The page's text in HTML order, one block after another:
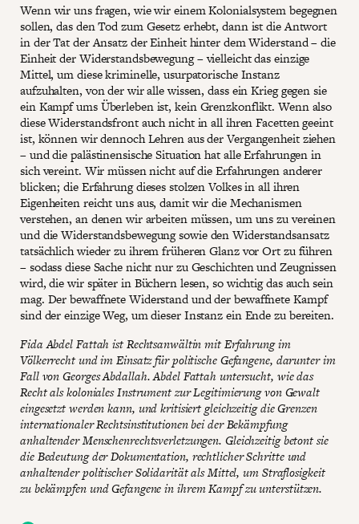
Wenn wir uns fragen, wie wir einem Kolonialsystem begegnen
sollen, das den Tod zum Gesetz erhebt, dann ist die Antwort
in der Tat der Ansatz der Einheit hinter dem Widerstand – die
Einheit der Widerstandsbewegung – vielleicht das einzige
Mittel, um diese kriminelle, usurpatorische Instanz
aufzuhalten, von der wir alle wissen, dass ein Krieg gegen sie
ein Kampf ums Überleben ist, kein Grenzkonflikt. Wenn also
diese Widerstandsfront auch nicht in all ihren Facetten geeint
ist, können wir dennoch Lehren aus der Vergangenheit ziehen
– und die palästinensische Situation hat alle Erfahrungen in
sich vereint. Wir müssen nicht auf die Erfahrungen anderer
blicken; die Erfahrung dieses stolzen Volkes in all ihren
Eigenheiten reicht uns aus, damit wir die Mechanismen
verstehen, an denen wir arbeiten müssen, um uns zu vereinen
und die Widerstandsbewegung sowie den Widerstandsansatz
tatsächlich wieder zu ihrem früheren Glanz vor Ort zu führen
– sodass diese Sache nicht nur zu Geschichten und Zeugnissen
wird, die wir später in Büchern lesen, so wichtig das auch sein
mag. Der bewaffnete Widerstand und der bewaffnete Kampf
sind der einzige Weg, um dieser Instanz ein Ende zu bereiten.
Fida Abdel Fattah ist Rechtsanwältin mit Erfahrung im
Völkerrecht und im Einsatz für politische Gefangene, darunter im
Fall von Georges Abdallah. Abdel Fattah untersucht, wie das
Recht als koloniales Instrument zur Legitimierung von Gewalt
eingesetzt werden kann, und kritisiert gleichzeitig die Grenzen
internationaler Rechtsinstitutionen bei der Bekämpfung
anhaltender Menschenrechtsverletzungen. Gleichzeitig betont sie
die Bedeutung der Dokumentation, rechtlicher Schritte und
anhaltender politischer Solidarität als Mittel, um Straflosigkeit
zu bekämpfen und Gefangene in ihrem Kampf zu unterstützen.